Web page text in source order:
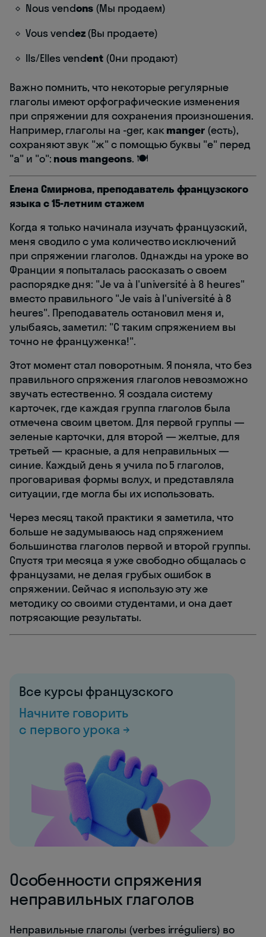
Nous vendons (Мы продаем)
Vous vendez(Вы продаете)
Ils/Elles vendent (Они продают)
Важно помнить, что некоторые регулярные
глаголы имеют орфографические изменения
при спряжении для сохранения произношения.
Например, глаголы на -ger, какmanger (есть),
сохраняют звук "ж" с помощью буквы "e" перед
"a" и "o": nous mangeons. 🍽️
Елена Смирнова, преподаватель французского
языка с 15-летним стажем
Когда я только начинала изучать французский,
меня сводило с ума количество исключений
при спряжении глаголов. Однажды на уроке во
Франции я попыталась рассказать о своем
распорядке дня: "Je va à l'université à 8 heures"
вместо правильного "Je vais à l'université à 8
heures". Преподаватель остановил меня и,
улыбаясь, заметил: "С таким спряжением вы
точно не француженка!".
Этот момент стал поворотным. Я поняла, что без
правильного спряжения глаголов невозможно
звучать естественно. Я создала систему
карточек, где каждая группа глаголов была
отмечена своим цветом. Для первой группы —
зеленые карточки, для второй — желтые, для
третьей — красные, а для неправильных —
синие. Каждый день я учила по 5 глаголов,
проговаривая формы вслух, и представляла
ситуации, где могла бы их использовать.
Через месяц такой практики я заметила, что
больше не задумываюсь над спряжением
большинства глаголов первой и второй группы.
Спустя три месяца я уже свободно общалась с
французами, не делая грубых ошибок в
спряжении. Сейчас я использую эту же
методику со своими студентами, и она дает
потрясающие результаты.
Все курсы французского
Начните говорить
с первого урока →
Особенности спряжения
неправильных глаголов
Неправильные глаголы (verbes irréguliers) во